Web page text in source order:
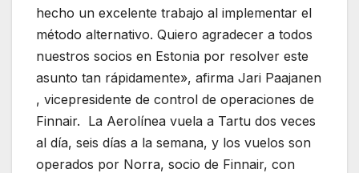
hecho un excelente trabajo al implementar el
método alternativo. Quiero agradecer a todos
nuestros socios en Estonia por resolver este
asunto tan rápidamente», afirma Jari Paajanen
, vicepresidente de control de operaciones de
Finnair. La Aerolínea vuela a Tartu dos veces
al día, seis días a la semana, y los vuelos son
operados por Norra, socio de Finnair, con